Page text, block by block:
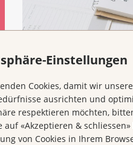
Einstellungen
Cookies, damit wir
ausrichten und
respektieren möchten,
auf «Akzeptieren &
von Cookies in Ihrem
Online Terminbuchung
des Universitätsspital